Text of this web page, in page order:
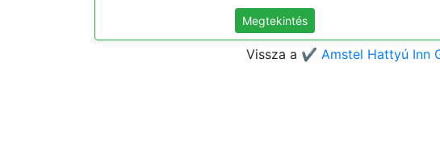
Megtekintés
Vissza a ✔️ Amstel Hattyú Inn